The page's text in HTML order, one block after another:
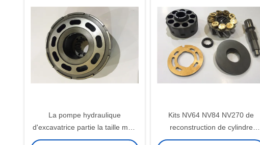
La pompe hydraulique
d'excavatrice partie la taille multi
Foundable de NX 15 NX45
Kits NV64 NV84 NV270 de
reconstruction de cylindre
hydraulique/kits de réparation